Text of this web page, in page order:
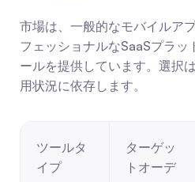
市場は、一般的なモバイルア
フェッショナルなSaaSプラッ
ールを提供しています。選択
用状況に依存します。
ツールタ
イプ
ターゲッ
トオーデ